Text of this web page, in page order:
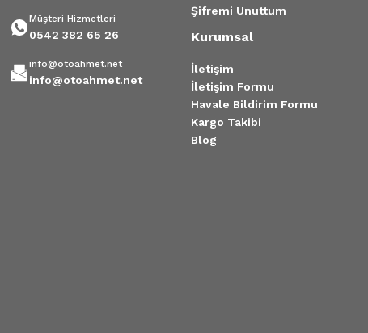
Müşteri Hizmetleri
0542 382 65 26
info@otoahmet.net
info@otoahmet.net
Şifremi Unuttum
Kurumsal
İletişim
İletişim Formu
Havale Bildirim Formu
Kargo Takibi
Blog